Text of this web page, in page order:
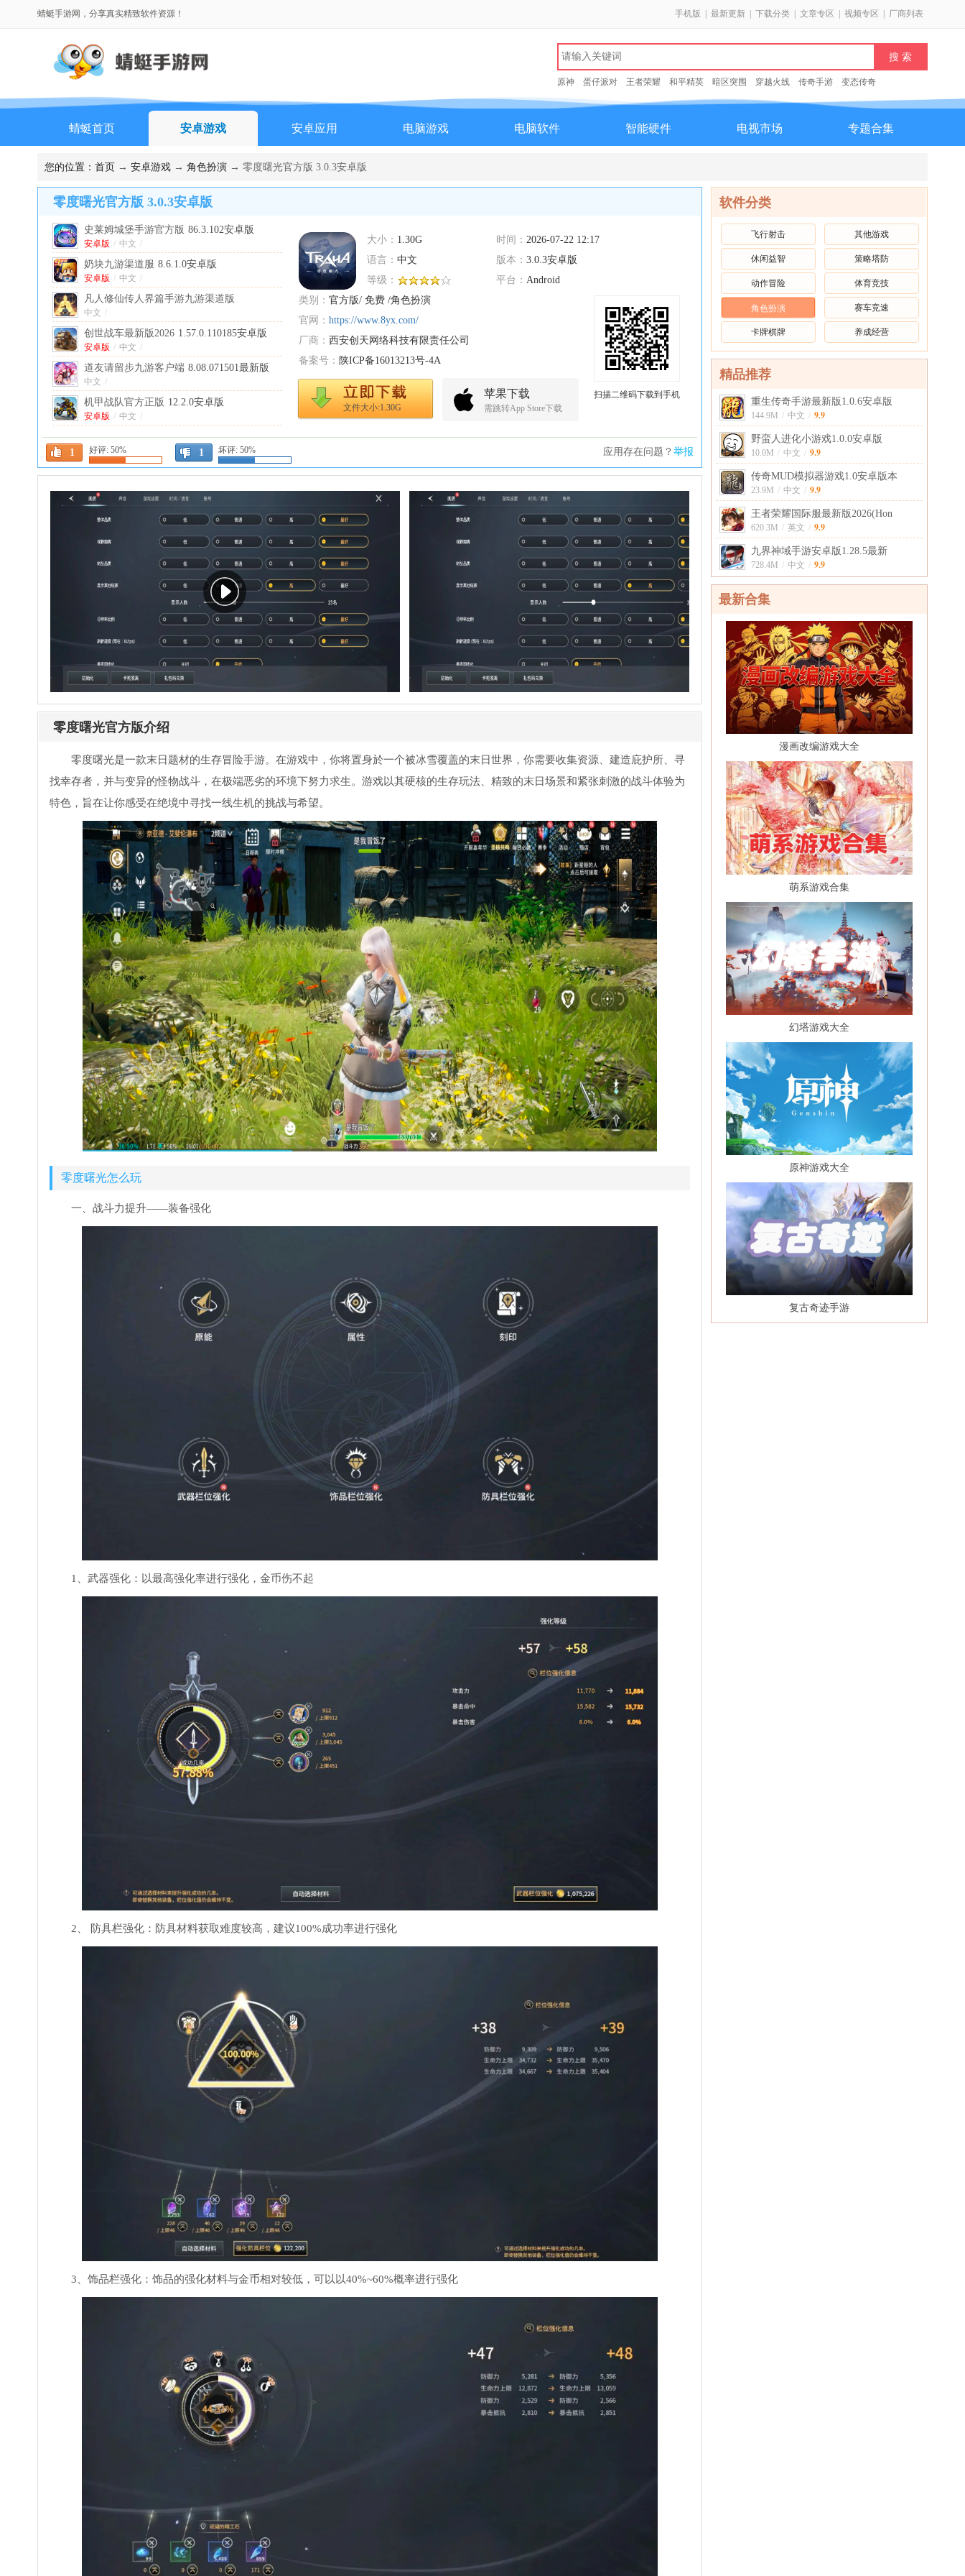
蜻蜓手游网，分享真实精致软件资源！ 手机版 最新更新 下载分类 文章专区 视频专区 厂商列表
原神 蛋仔派对 王者荣耀 和平精英 暗区突围 穿越火线 传奇手游 变态传奇
蜻蜓首页 安卓游戏 安卓应用 电脑游戏 电脑软件 智能硬件 电视市场 专题合集
排行榜
您的位置： 首页 → 安卓游戏 → 角色扮演 → 零度曙光官方版 3.0.3安卓版
零度曙光官方版 3.0.3安卓版
大小： 1.30G 时间： 2026-07-22 12:17
语言： 中文 版本： 3.0.3安卓版
等级：
平台： Android
类别： 官方版/ 免费 /角色扮演
官网： https://www.8yx.com/
厂商： 西安创天网络科技有限责任公司
备案号： 陕ICP备16013213号-4A
文件大小:1.30G
苹果下载
需跳转App Store下载
1 好评: 50% 1 坏评: 50% 应用存在问题？ 举报
史莱姆城堡手游官方版 86.3.102安卓版
安卓版 / 中文 /
奶块九游渠道服 8.6.1.0安卓版
安卓版 / 中文 /
凡人修仙传人界篇手游九游渠道版
2.50.724093最新版
中文 /
创世战车最新版2026 1.57.0.110185安卓版
安卓版 / 中文 /
道友请留步九游客户端 8.08.071501最新版
中文 /
机甲战队官方正版 12.2.0安卓版
安卓版 / 中文 /
梦三国安卓版 6.3.52版本
中文 /
坦克无敌手游 13.5安卓版
战双帕弥什九游服
中文 /
宗师之上手游 1.1.51安卓版
扫描二维码下载到手机
零度曙光官方版介绍
零度曙光是一款末日题材的生存冒险手游。在游戏中，你将置身於一个被冰雪覆盖的末日世界，你需要收集资源、建造庇护所、寻
找幸存者，并与变异的怪物战斗，在极端恶劣的环境下努力求生。游戏以其硬核的生存玩法、精致的末日场景和紧张刺激的战斗体验为
特色，旨在让你感受在绝境中寻找一线生机的挑战与希望。
零度曙光怎么玩
一、战斗力提升——装备强化
1、武器强化：以最高强化率进行强化，金币伤不起
2、 防具栏强化：防具材料获取难度较高，建议100%成功率进行强化
3、饰品栏强化：饰品的强化材料与金币相对较低，可以以40%~60%概率进行强化
软件分类
飞行射击 其他游戏
休闲益智 策略塔防
动作冒险 体育竞技
角色扮演 赛车竞速
卡牌棋牌 养成经营
精品推荐
重生传奇手游最新版1.0.6安卓版
144.9M / 中文 / 9.9
野蛮人进化小游戏1.0.0安卓版
10.0M / 中文 / 9.9
传奇MUD模拟器游戏1.0安卓版本
23.9M / 中文 / 9.9
王者荣耀国际服最新版2026(Hon
620.3M / 英文 / 9.9
九界神域手游安卓版1.28.5最新
728.4M / 中文 / 9.9
最新合集
漫画改编游戏大全
萌系游戏合集
幻塔游戏大全
原神游戏大全
复古奇迹手游